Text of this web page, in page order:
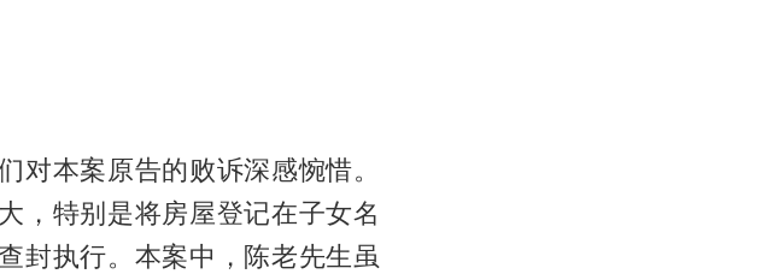
对本案原告的败诉深感惋惜。
，特别是将房屋登记在子女名
封执行。本案中，陈老先生虽